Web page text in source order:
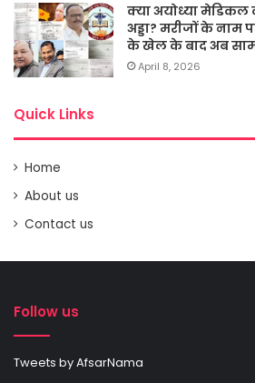
क्या अयोध्या
अड्डा? मरीजों के नाम
के खेल के बाद अब
April 8, 2026
Quick Links
Home
About us
Contact us
Follow us
Tweets by AfsarNama